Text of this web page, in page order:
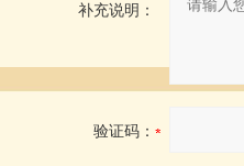
补充说明：
验证码：